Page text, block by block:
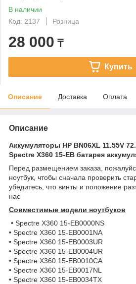
В наличии
Код: 2137
Розница
28 000 ₸
Купить
Описание Доставка Оплата
Описание
Аккумуляторы HP BN06XL 11.55V
Spectre X360 15-EB батарея
Перед размещением заказа,
ноутбук, чтобы сначала проверить
убедитесь, что винты и положение
нас
Совместимые модели ноутбуков
• Spectre X360 15-EB0000NS
• Spectre X360 15-EB0001NA
• Spectre X360 15-EB0003UR
• Spectre X360 15-EB0004UR
• Spectre X360 15-EB0010CA
• Spectre X360 15-EB0017NL
• Spectre X360 15-EB0034TX